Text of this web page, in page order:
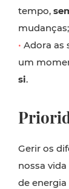
tempo,
mudanças;
• Adora as
um
si.
Gerir os
nossa
de